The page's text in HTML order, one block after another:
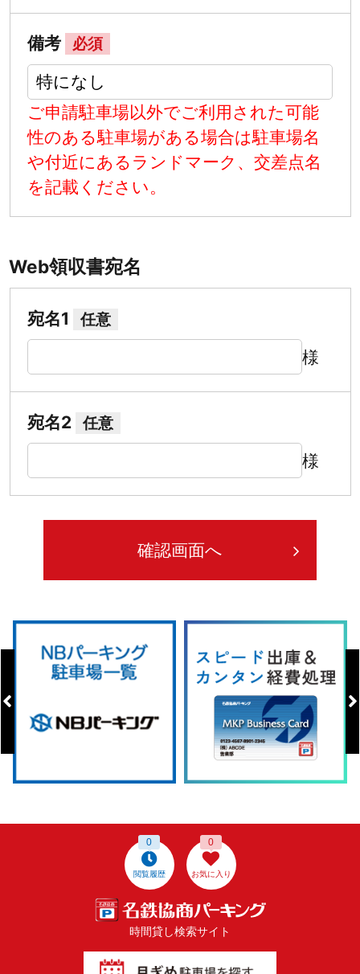
備考 必須
ご申請駐車場以外でご利用された可能
性のある駐車場がある場合は駐車場名
や付近にあるランドマーク、交差点名
を記載ください。
Web領収書宛名
宛名1 任意
様
宛名2 任意
様
閲覧履歴
0
お気に入り
0
時間貸し検索サイト